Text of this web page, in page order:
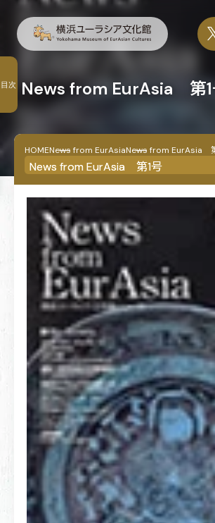
News from EurAsia 第
HOMENews from EurAsiaNews from EurAsia
目次